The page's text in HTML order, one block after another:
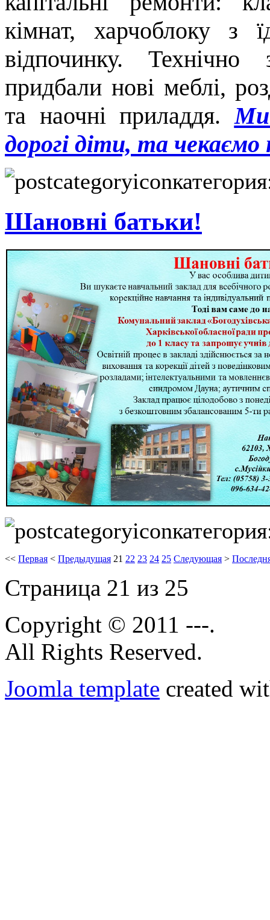
кімнат, харчоблоку з
відпочинку. Технічно
придбали нові меблі,
та наочні приладдя.Ми
дорогі діти, та чекаємо
Шановні батьки!
<< Первая < Предыдущая 21 22 23 24 25 Следующая >
Страница 21 из 25
Copyright © 2011 ---.
All Rights Reserved.
Joomla template created